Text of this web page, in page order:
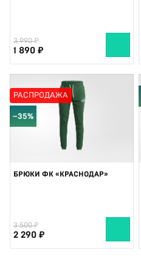
3 990
1 890
РАСПРОДАЖА
−35%
БРЮКИ ФК «КРАСНОДАР»
3 500
2 290